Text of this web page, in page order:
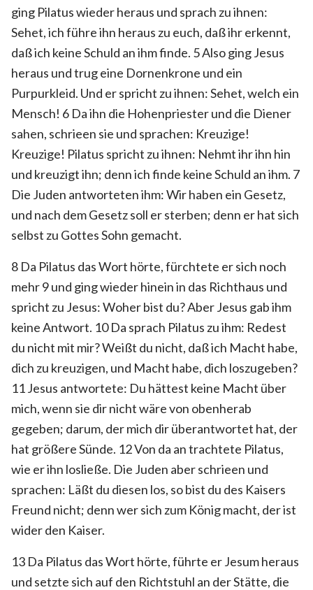
ging Pilatus wieder heraus und sprach zu ihnen:
Sehet, ich führe ihn heraus zu euch, daß ihr erkennt,
daß ich keine Schuld an ihm finde. 5 Also ging Jesus
heraus und trug eine Dornenkrone und ein
Purpurkleid. Und er spricht zu ihnen: Sehet, welch ein
Mensch! 6 Da ihn die Hohenpriester und die Diener
sahen, schrieen sie und sprachen: Kreuzige!
Kreuzige! Pilatus spricht zu ihnen: Nehmt ihr ihn hin
und kreuzigt ihn; denn ich finde keine Schuld an ihm. 7
Die Juden antworteten ihm: Wir haben ein Gesetz,
und nach dem Gesetz soll er sterben; denn er hat sich
selbst zu Gottes Sohn gemacht.
8 Da Pilatus das Wort hörte, fürchtete er sich noch
mehr 9 und ging wieder hinein in das Richthaus und
spricht zu Jesus: Woher bist du? Aber Jesus gab ihm
keine Antwort. 10 Da sprach Pilatus zu ihm: Redest
du nicht mit mir? Weißt du nicht, daß ich Macht habe,
dich zu kreuzigen, und Macht habe, dich loszugeben?
11 Jesus antwortete: Du hättest keine Macht über
mich, wenn sie dir nicht wäre von obenherab
gegeben; darum, der mich dir überantwortet hat, der
hat größere Sünde. 12 Von da an trachtete Pilatus,
wie er ihn losließe. Die Juden aber schrieen und
sprachen: Läßt du diesen los, so bist du des Kaisers
Freund nicht; denn wer sich zum König macht, der ist
wider den Kaiser.
13 Da Pilatus das Wort hörte, führte er Jesum heraus
und setzte sich auf den Richtstuhl an der Stätte, die